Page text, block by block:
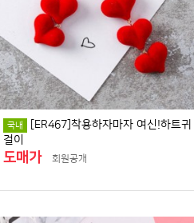
국내
[ER467]착용하자마자 여신!하트귀
걸이
도매가 회원공개